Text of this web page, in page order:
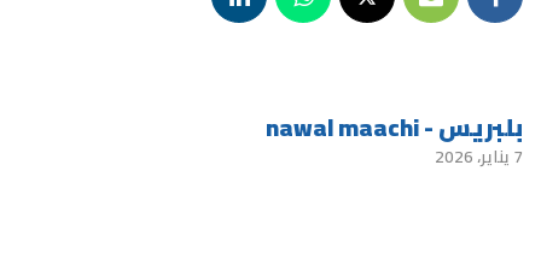
بلبريس - nawal maachi
7 يناير، 2026